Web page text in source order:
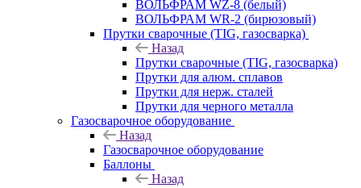
ВОЛЬФРАМ WZ-8 (белый)
ВОЛЬФРАМ WR-2 (бирюзовый)
Прутки сварочные (TIG, газосварка)
Назад
Прутки сварочные (TIG, газосварка)
Прутки для алюм. сплавов
Прутки для нерж. сталей
Прутки для черного металла
Газосварочное оборудование
Назад
Газосварочное оборудование
Баллоны
Назад